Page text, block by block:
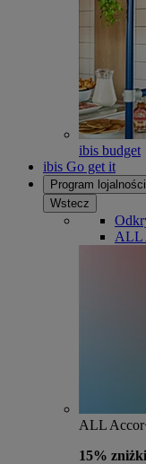
ibis budget
ibis Go get it
Program
Wstecz
ALL
ALL
15%